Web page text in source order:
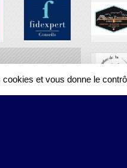
cookies et vous donne le